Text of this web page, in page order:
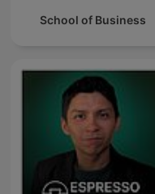
School of Business